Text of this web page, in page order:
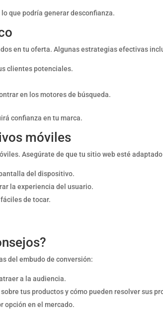
que podría generar desconfianza.
en tu oferta. Algunas estrategias efectivas
clientes potenciales.
en los motores de búsqueda.
confianza en tu marca.
móviles
Asegúrate de que tu sitio web esté
del dispositivo.
la experiencia del usuario.
de tocar.
del embudo de conversión:
a la audiencia.
tus productos y cómo pueden resolver sus
opción en el mercado.